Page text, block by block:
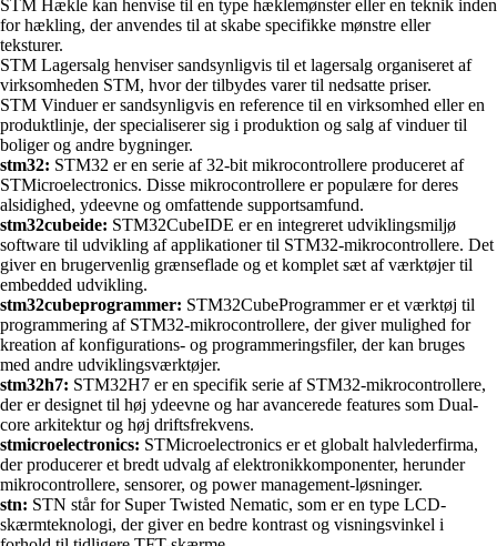
STM Hækle kan henvise til en type hæklemønster eller en teknik inden
for hækling, der anvendes til at skabe specifikke mønstre eller
teksturer.
STM Lagersalg henviser sandsynligvis til et lagersalg organiseret af
virksomheden STM, hvor der tilbydes varer til nedsatte priser.
STM Vinduer er sandsynligvis en reference til en virksomhed eller en
produktlinje, der specialiserer sig i produktion og salg af vinduer til
boliger og andre bygninger.
stm32: STM32 er en serie af 32-bit mikrocontrollere produceret af
STMicroelectronics. Disse mikrocontrollere er populære for deres
alsidighed, ydeevne og omfattende supportsamfund.
stm32cubeide: STM32CubeIDE er en integreret udviklingsmiljø
software til udvikling af applikationer til STM32-mikrocontrollere. Det
giver en brugervenlig grænseflade og et komplet sæt af værktøjer til
embedded udvikling.
stm32cubeprogrammer: STM32CubeProgrammer er et værktøj til
programmering af STM32-mikrocontrollere, der giver mulighed for
kreation af konfigurations- og programmeringsfiler, der kan bruges
med andre udviklingsværktøjer.
stm32h7: STM32H7 er en specifik serie af STM32-mikrocontrollere,
der er designet til høj ydeevne og har avancerede features som Dual-
core arkitektur og høj driftsfrekvens.
stmicroelectronics: STMicroelectronics er et globalt halvlederfirma,
der producerer et bredt udvalg af elektronikkomponenter, herunder
mikrocontrollere, sensorer, og power management-løsninger.
stn: STN står for Super Twisted Nematic, som er en type LCD-
skærmteknologi, der giver en bedre kontrast og visningsvinkel i